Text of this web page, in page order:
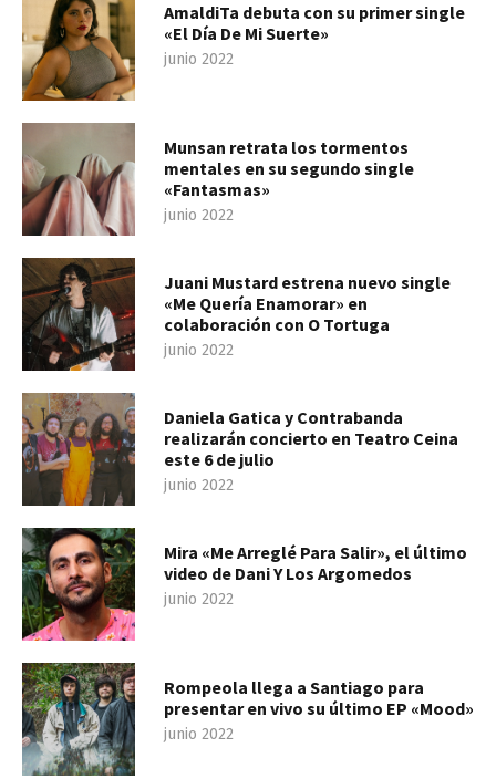
AmaldiTa debuta con su primer single
«El Día De Mi Suerte»
junio 2022
Munsan retrata los tormentos
mentales en su segundo single
«Fantasmas»
junio 2022
Juani Mustard estrena nuevo single
«Me Quería Enamorar» en
colaboración con O Tortuga
junio 2022
Daniela Gatica y Contrabanda
realizarán concierto en Teatro Ceina
este 6 de julio
junio 2022
Mira «Me Arreglé Para Salir», el último
video de Dani Y Los Argomedos
junio 2022
Rompeola llega a Santiago para
presentar en vivo su último EP «Mood»
junio 2022